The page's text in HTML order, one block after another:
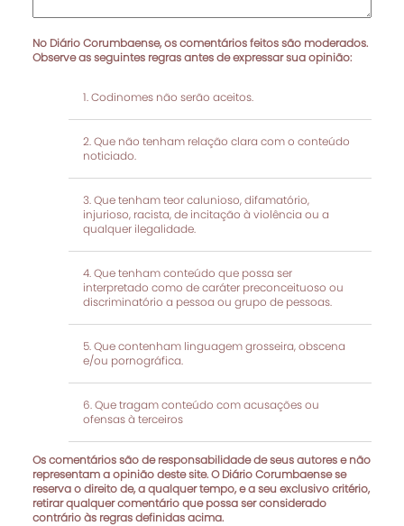
No Diário Corumbaense, os comentários feitos são moderados.
Observe as seguintes regras antes de expressar sua opinião:
Codinomes não serão aceitos.
Que não tenham relação clara com o conteúdo
noticiado.
Que tenham teor calunioso, difamatório,
injurioso, racista, de incitação à violência ou a
qualquer ilegalidade.
Que tenham conteúdo que possa ser
interpretado como de caráter preconceituoso ou
discriminatório a pessoa ou grupo de pessoas.
Que contenham linguagem grosseira, obscena
e/ou pornográfica.
Que tragam conteúdo com acusações ou
ofensas à terceiros
Os comentários são de responsabilidade de seus autores e não
representam a opinião deste site. O Diário Corumbaense se
reserva o direito de, a qualquer tempo, e a seu exclusivo critério,
retirar qualquer comentário que possa ser considerado
contrário às regras definidas acima.